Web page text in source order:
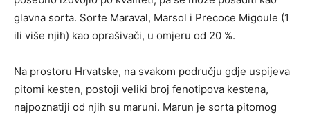
glavna sorta. Sorte Maraval, Marsol i Precoce Migoule (1
ili više njih) kao oprašivači, u omjeru od 20 %.
Na prostoru Hrvatske, na svakom području gdje uspijeva
pitomi kesten, postoji veliki broj fenotipova kestena,
najpoznatiji od njih su maruni. Marun je sorta pitomog